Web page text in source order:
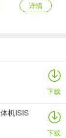
详情
映泰Hi-Fi H77S 5.x主板BIOS
下载
机ISIS
下载